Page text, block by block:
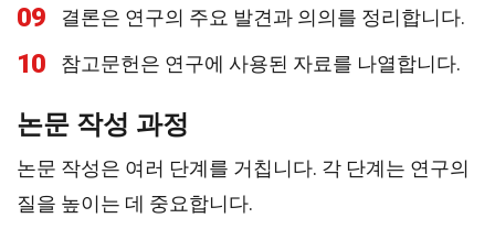
09 결론은 연구의 주요 발견과 의의를 정리합니다.
10 참고문헌은 연구에 사용된 자료를 나열합니다.
논문 작성 과정
논문 작성은 여러 단계를 거칩니다. 각 단계는 연구의
질을 높이는 데 중요합니다.